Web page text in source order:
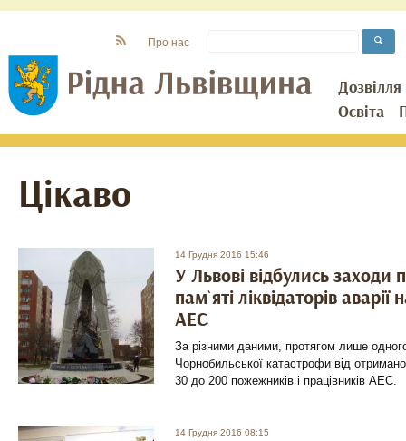
Дозвілля
Освіта
Про нас
Цікаво
14 Грудня 2016 15:46
У Львові відбулись
пам`яті ліквідаторів
АЕС
За різними даними, протягом лише
Чорнобильської катастрофи від
30 до 200 пожежників і працівників АЕС.
14 Грудня 2016 08:15